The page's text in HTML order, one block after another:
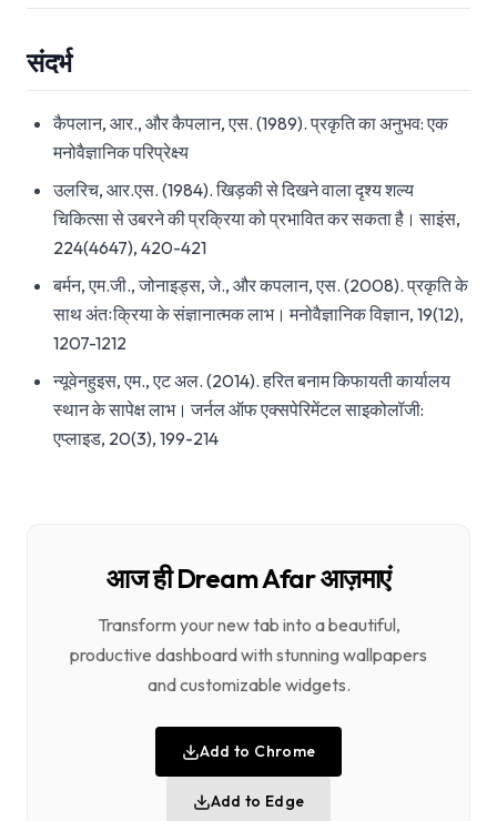
संदर्भ
कैपलान, आर., और कैपलान, एस. (1989). प्रकृति का अनुभव: एक
मनोवैज्ञानिक परिप्रेक्ष्य
उलरिच, आर.एस. (1984). खिड़की से दिखने वाला दृश्य शल्य
चिकित्सा से उबरने की प्रक्रिया को प्रभावित कर सकता है। साइंस,
224(4647), 420-421
बर्मन, एम.जी., जोनाइड्स, जे., और कपलान, एस. (2008). प्रकृति के
साथ अंतःक्रिया के संज्ञानात्मक लाभ। मनोवैज्ञानिक विज्ञान, 19(12),
1207-1212
न्यूवेनहुइस, एम., एट अल. (2014). हरित बनाम किफायती कार्यालय
स्थान के सापेक्ष लाभ। जर्नल ऑफ एक्सपेरिमेंटल साइकोलॉजी:
एप्लाइड, 20(3), 199-214
आज ही Dream Afar आज़माएं
Transform your new tab into a beautiful,
productive dashboard with stunning wallpapers
and customizable widgets.
Add to Chrome
Add to Edge